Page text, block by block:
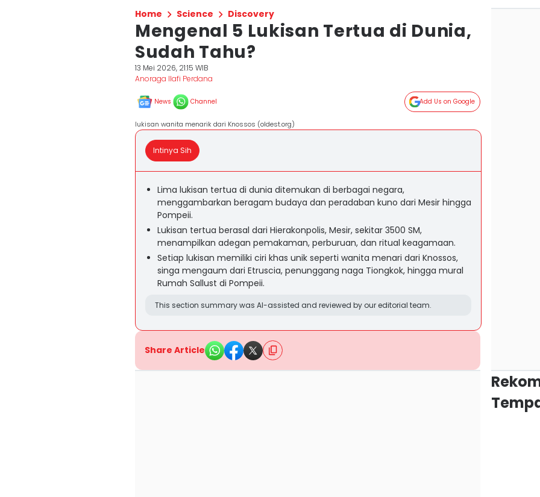
Home Science Discovery
Mengenal 5 Lukisan Tertua di Dunia,
Sudah Tahu?
13 Mei 2026, 21:15 WIB
Anoraga Ilafi Perdana
News Channel Add Us on Google
lukisan wanita menarik dari Knossos (oldest.org)
Intinya Sih
Lima lukisan tertua di dunia ditemukan di berbagai negara,
menggambarkan beragam budaya dan peradaban kuno dari Mesir hingga
Pompeii.
Lukisan tertua berasal dari Hierakonpolis, Mesir, sekitar 3500 SM,
menampilkan adegan pemakaman, perburuan, dan ritual keagamaan.
Setiap lukisan memiliki ciri khas unik seperti wanita menari dari Knossos,
singa mengaum dari Etruscia, penunggang naga Tiongkok, hingga mural
Rumah Sallust di Pompeii.
This section summary was AI-assisted and reviewed by our editorial team.
Share Article